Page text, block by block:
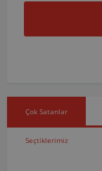
Çok Satanlar
Seçtiklerimiz